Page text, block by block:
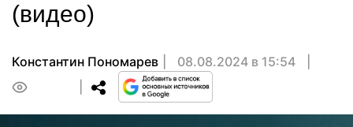
(видео)
Константин Пономарев
08.08.2024 в 15:54